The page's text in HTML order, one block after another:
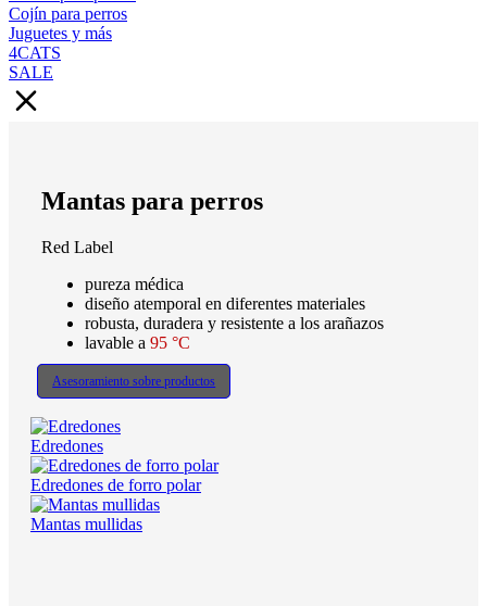
Cojín para perros
Juguetes y más
4CATS
SALE
Mantas para perros
Red Label
pureza médica
diseño atemporal en diferentes materiales
robusta, duradera y resistente a los arañazos
lavable a 95 °C
Asesoramiento sobre productos
Edredones
Edredones de forro polar
Mantas mullidas